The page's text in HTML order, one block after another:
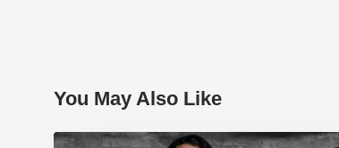
You May Also Like